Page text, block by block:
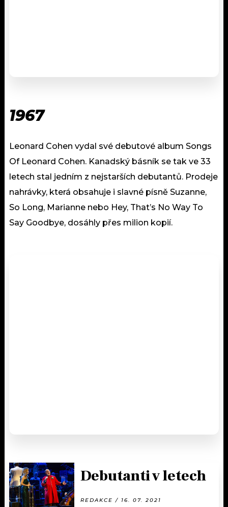
1967
Leonard Cohen vydal své debutové album Songs
Of Leonard Cohen. Kanadský básník se tak ve 33
letech stal jedním z nejstarších debutantů. Prodeje
nahrávky, která obsahuje i slavné písně Suzanne,
So Long, Marianne nebo Hey, That’s No Way To
Say Goodbye, dosáhly přes milion kopií.
Debutanti v letech
REDAKCE / 16. 07. 2021